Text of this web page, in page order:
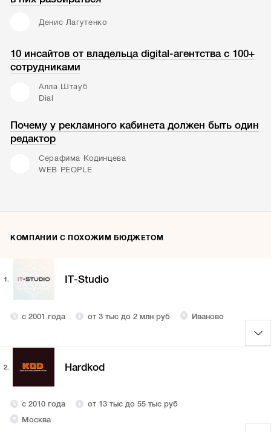
Денис Лагутенко
10 инсайтов от владельца digital-агентства с 100+
сотрудниками
Алла Штауб
Dial
Почему у рекламного кабинета должен быть один
редактор
Серафима Кодинцева
WEB PEOPLE
КОМПАНИИ С ПОХОЖИМ БЮДЖЕТОМ
1. IT-Studio
с 2001 года от 3 тыс до 2 млн руб Иваново
2. Hardkod
с 2010 года
от 13 тыс до 55 тыс руб
Москва